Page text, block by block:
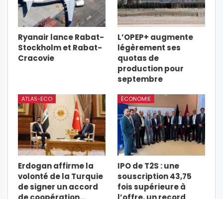
Ryanair lance Rabat-
Stockholm et Rabat-
Cracovie
L’OPEP+ augmente
légèrement ses
quotas de
production pour
septembre
ATLAS-ECO
Erdogan affirme la
volonté de la Turquie
de signer un accord
ÉCONOMIE
IPO de T2S : une
souscription 43,75
fois supérieure à